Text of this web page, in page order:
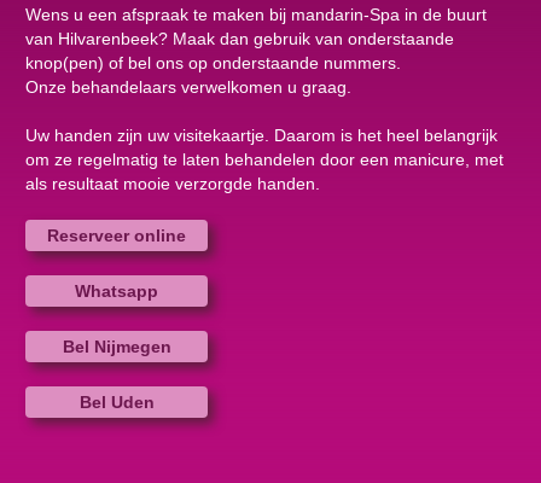
Wens u een afspraak te maken bij mandarin-Spa in de buurt
van Hilvarenbeek? Maak dan gebruik van onderstaande
knop(pen) of bel ons op onderstaande nummers.
Onze behandelaars verwelkomen u graag.
Uw handen zijn uw visitekaartje. Daarom is het heel belangrijk
om ze regelmatig te laten behandelen door een manicure, met
als resultaat mooie verzorgde handen.
Reserveer online
Whatsapp
Bel Nijmegen
Bel Uden